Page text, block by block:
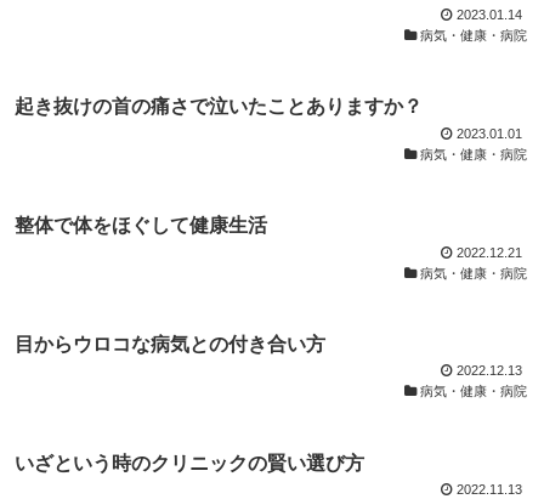
2023.01.14
病気・健康・病院
起き抜けの首の痛さで泣いたことありますか？
2023.01.01
病気・健康・病院
整体で体をほぐして健康生活
2022.12.21
病気・健康・病院
目からウロコな病気との付き合い方
2022.12.13
病気・健康・病院
いざという時のクリニックの賢い選び方
2022.11.13